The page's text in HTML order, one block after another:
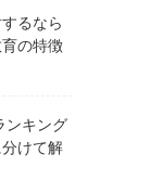
るなら
の特徴
ンキング
けて解